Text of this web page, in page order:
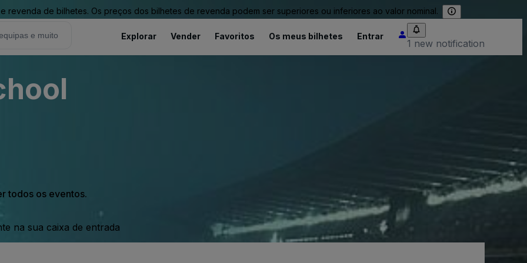
revenda de bilhetes. Os preços dos bilhetes de revenda podem ser superiores ou inferiores ao valor nominal.
Explorar Vender Favoritos Os meus bilhetes Entrar
1 new notification
todos os eventos.
na sua caixa de entrada